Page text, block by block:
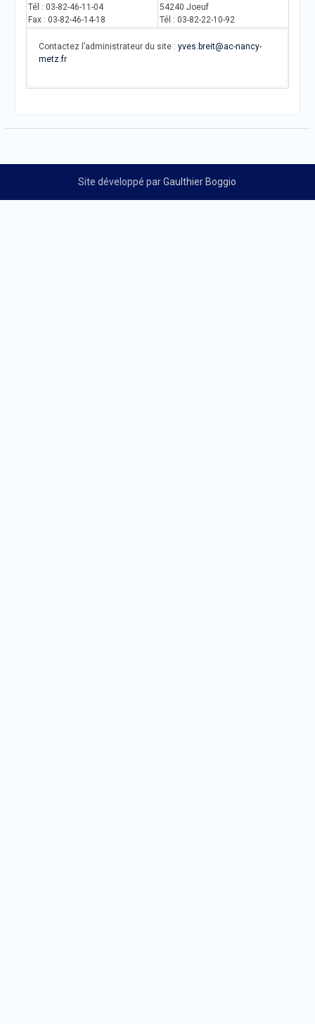
Tél : 03-82-46-11-04
Fax : 03-82-46-14-18
54240 Joeuf
Tél : 03-82-22-10-92
Contactez l’administrateur du site : yves.breit@ac-nancy-
metz.fr
Site développé parGaulthier Boggio